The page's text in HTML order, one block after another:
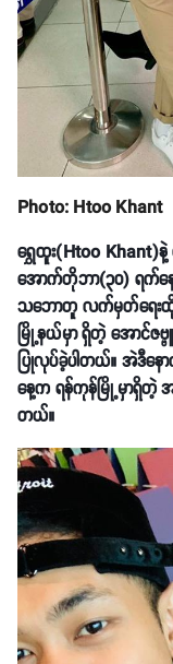
Photo: Htoo Khant
ရွှေထူး(Htoo Khant)
အောက်တိုဘာ(၃၀) ရက်နေ့
သဘောတူ လက်မှတ်ရေးထိုး
မြို့နယ်မှာ ရှိတဲ့ အောင်ဇဗ္
ပြုလုပ်ခဲ့ပါတယ်။ အဲဒီနေ
နေ့က ရန်ကုန်မြို့မှာရှိတဲ့
တယ်။